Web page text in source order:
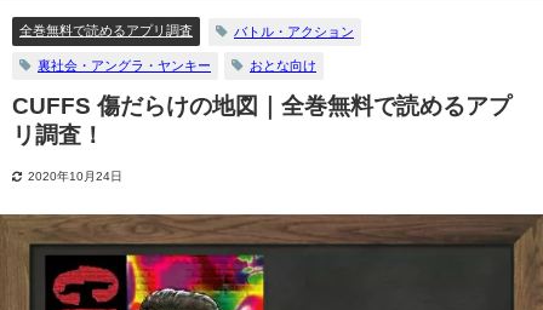
全巻無料で読めるアプリ調査 バトル・アクション
裏社会・アングラ・ヤンキー おとな向け
CUFFS 傷だらけの地図｜全巻無料で読めるアプ
リ調査！
2020年10月24日